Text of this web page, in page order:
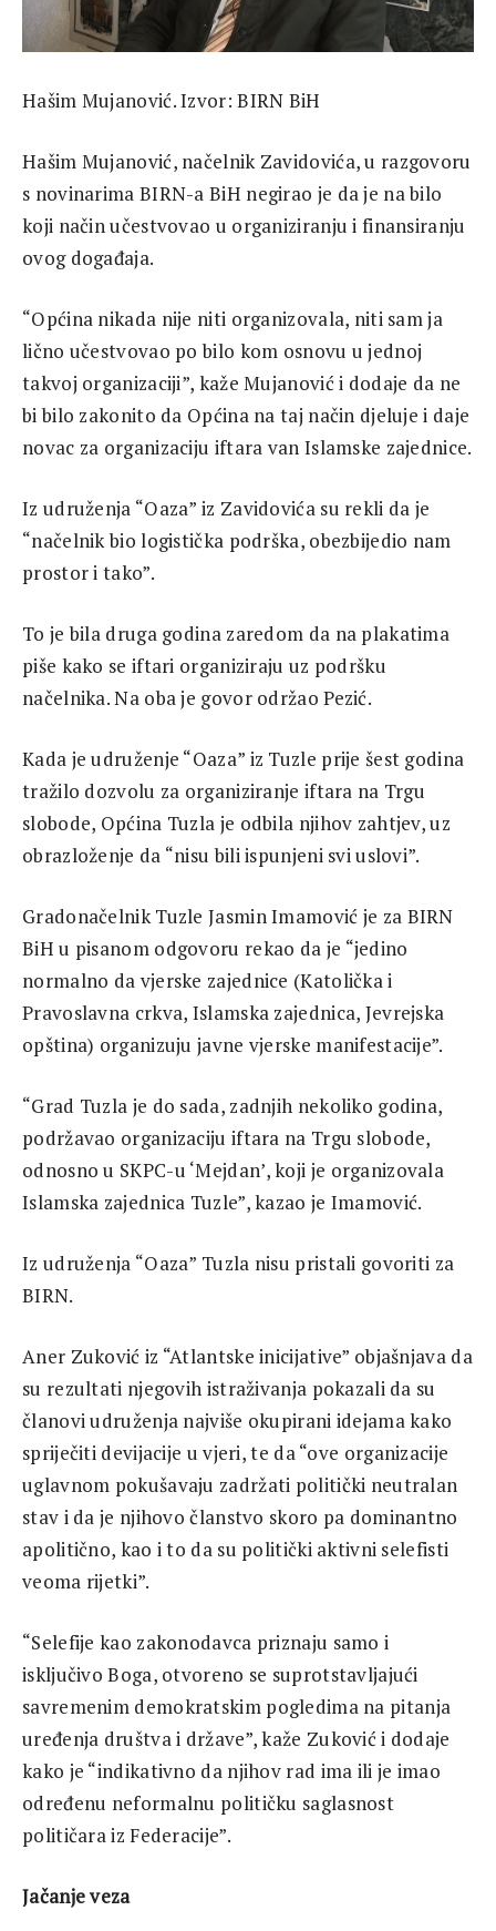
Hašim Mujanović. Izvor: BIRN BiH
Hašim Mujanović, načelnik Zavidovića, u razgovoru
s novinarima BIRN-a BiH negirao je da je na bilo
koji način učestvovao u organiziranju i finansiranju
ovog događaja.
“Općina nikada nije niti organizovala, niti sam ja
lično učestvovao po bilo kom osnovu u jednoj
takvoj organizaciji”, kaže Mujanović i dodaje da ne
bi bilo zakonito da Općina na taj način djeluje i daje
novac za organizaciju iftara van Islamske zajednice.
Iz udruženja “Oaza” iz Zavidovića su rekli da je
“načelnik bio logistička podrška, obezbijedio nam
prostor i tako”.
To je bila druga godina zaredom da na plakatima
piše kako se iftari organiziraju uz podršku
načelnika. Na oba je govor održao Pezić.
Kada je udruženje “Oaza” iz Tuzle prije šest godina
tražilo dozvolu za organiziranje iftara na Trgu
slobode, Općina Tuzla je odbila njihov zahtjev, uz
obrazloženje da “nisu bili ispunjeni svi uslovi”.
Gradonačelnik Tuzle Jasmin Imamović je za BIRN
BiH u pisanom odgovoru rekao da je “jedino
normalno da vjerske zajednice (Katolička i
Pravoslavna crkva, Islamska zajednica, Jevrejska
opština) organizuju javne vjerske manifestacije”.
“Grad Tuzla je do sada, zadnjih nekoliko godina,
podržavao organizaciju iftara na Trgu slobode,
odnosno u SKPC-u ‘Mejdan’, koji je organizovala
Islamska zajednica Tuzle”, kazao je Imamović.
Iz udruženja “Oaza” Tuzla nisu pristali govoriti za
BIRN.
Aner Zuković iz “Atlantske inicijative” objašnjava da
su rezultati njegovih istraživanja pokazali da su
članovi udruženja najviše okupirani idejama kako
spriječiti devijacije u vjeri, te da “ove organizacije
uglavnom pokušavaju zadržati politički neutralan
stav i da je njihovo članstvo skoro pa dominantno
apolitično, kao i to da su politički aktivni selefisti
veoma rijetki”.
“Selefije kao zakonodavca priznaju samo i
isključivo Boga, otvoreno se suprotstavljajući
savremenim demokratskim pogledima na pitanja
uređenja društva i države”, kaže Zuković i dodaje
kako je “indikativno da njihov rad ima ili je imao
određenu neformalnu političku saglasnost
političara iz Federacije”.
Jačanje veza